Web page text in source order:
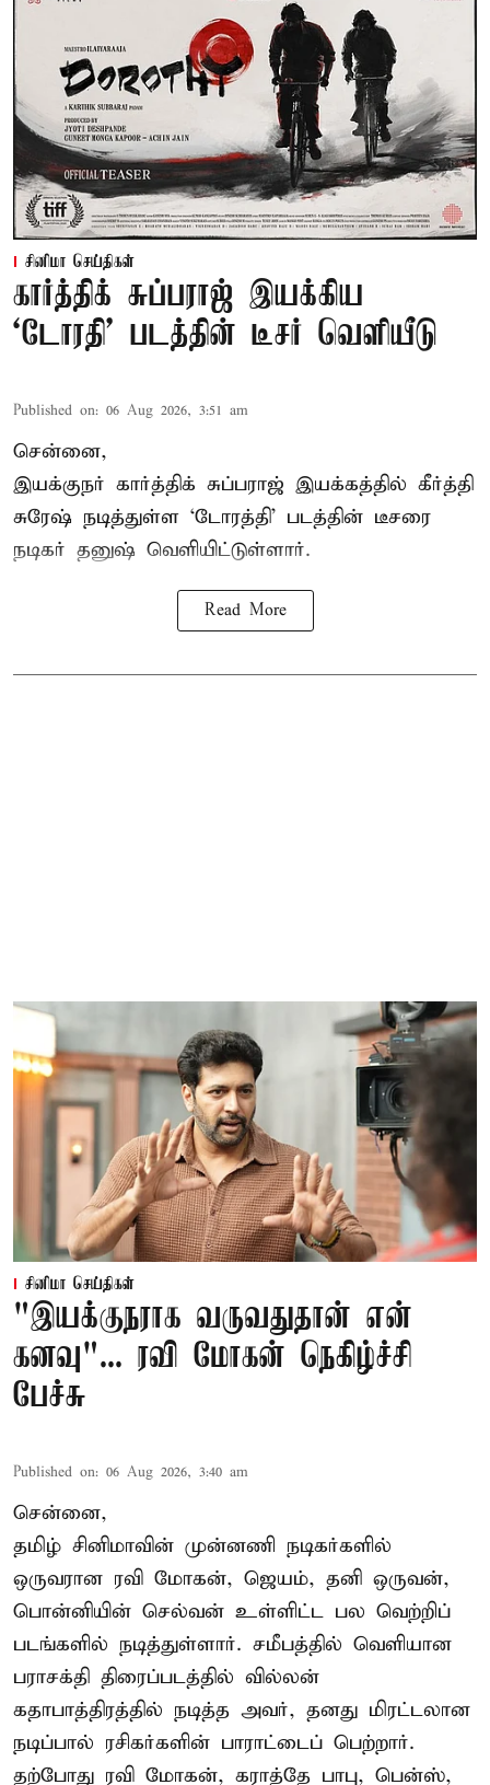
சினிமா செய்திகள்
கார்த்திக் சுப்பராஜ் இயக்கிய
`டோரதி' படத்தின் டீசர் வெளியீடு
Published on: 06 Aug 2026, 3:51 am
சென்னை,
இயக்குநர் கார்த்திக் சுப்பராஜ் இயக்கத்தில் கீர்த்தி
சுரேஷ் நடித்துள்ள `டோரத்தி' படத்தின் டீசரை
நடிகர் தனுஷ் வெளியிட்டுள்ளார்.
Read More
சினிமா செய்திகள்
"இயக்குநராக வருவதுதான் என்
கனவு"... ரவி மோகன் நெகிழ்ச்சி
பேச்சு
Published on: 06 Aug 2026, 3:40 am
சென்னை,
தமிழ் சினிமாவின் முன்னணி நடிகர்களில்
ஒருவரான ரவி மோகன், ஜெயம், தனி ஒருவன்,
பொன்னியின் செல்வன் உள்ளிட்ட பல வெற்றிப்
படங்களில் நடித்துள்ளார். சமீபத்தில் வெளியான
பராசக்தி திரைப்படத்தில் வில்லன்
கதாபாத்திரத்தில் நடித்த அவர், தனது மிரட்டலான
நடிப்பால் ரசிகர்களின் பாராட்டைப் பெற்றார்.
தற்போது ரவி மோகன், கராத்தே பாபு, பென்ஸ்,